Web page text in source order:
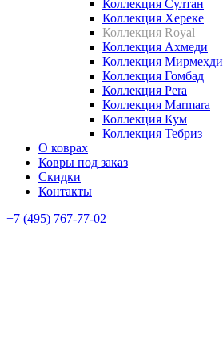
Коллекция Султан
Коллекция Хереке
Коллекция Royal
Коллекция Ахмеди
Коллекция Мирмехди
Коллекция Гомбад
Коллекция Pera
Коллекция Marmara
Коллекция Кум
Коллекция Тебриз
О коврах
Ковры под заказ
Скидки
Контакты
+7 (495) 767-77-02